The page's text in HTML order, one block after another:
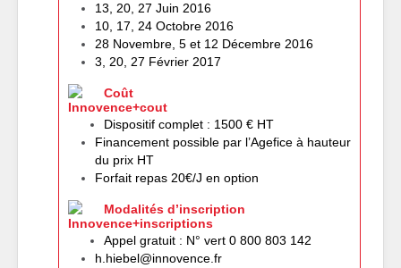
13, 20, 27 Juin 2016
10, 17, 24 Octobre 2016
28 Novembre, 5 et 12 Décembre 2016
3, 20, 27 Février 2017
Coût
Dispositif complet : 1500 € HT
Financement possible par l’Agefice à hauteur
du prix HT
Forfait repas 20€/J en option
Modalités d’inscription
Appel gratuit : N° vert 0 800 803 142
h.hiebel@innovence.fr